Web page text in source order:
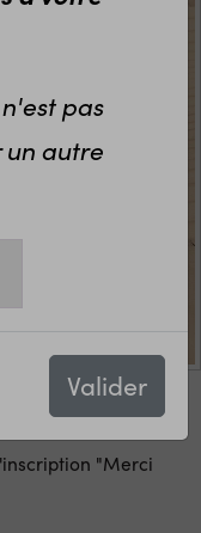
pas
un autre
Valider
"Merci